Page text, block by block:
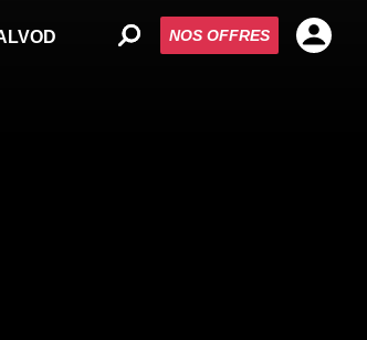
NOS OFFRES